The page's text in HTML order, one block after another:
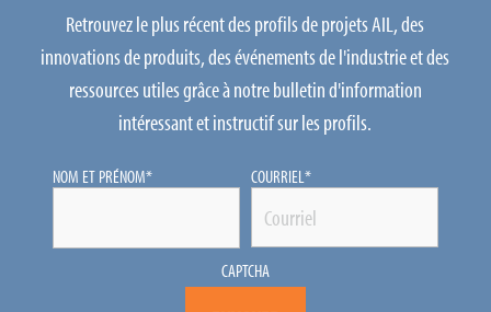
Retrouvez le plus récent des profils de projets AIL, des
innovations de produits, des événements de l'industrie et des
ressources utiles grâce à notre bulletin d'information
intéressant et instructif sur les profils.
NOM ET PRÉNOM* COURRIEL*
CAPTCHA